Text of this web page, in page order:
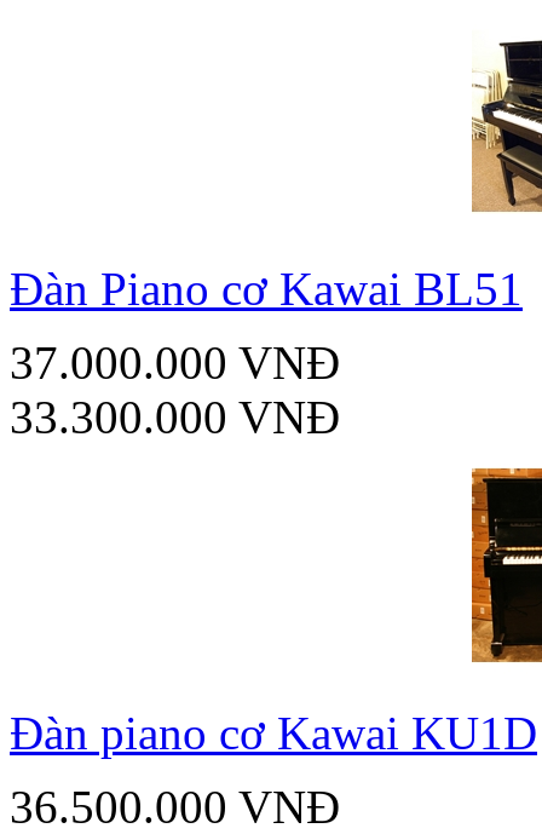
Đàn Piano cơ Kawai BL51
37.000.000 VNĐ
33.300.000 VNĐ
Đàn piano cơ Kawai KU1D
36.500.000 VNĐ